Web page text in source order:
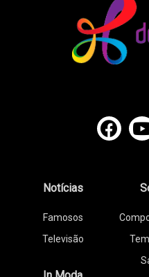
Notícias
Famosos
Televisão